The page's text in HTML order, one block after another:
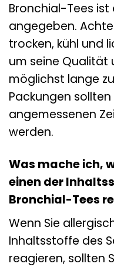
Bronchial-Tees
angegeben.
trocken, kühl und
um seine Qualität
möglichst lange
Packungen
angemessenen
werden.
Was mache ich,
einen der
Bronchial-Tees
Wenn Sie
Inhaltsstoffe des
reagieren, sollten